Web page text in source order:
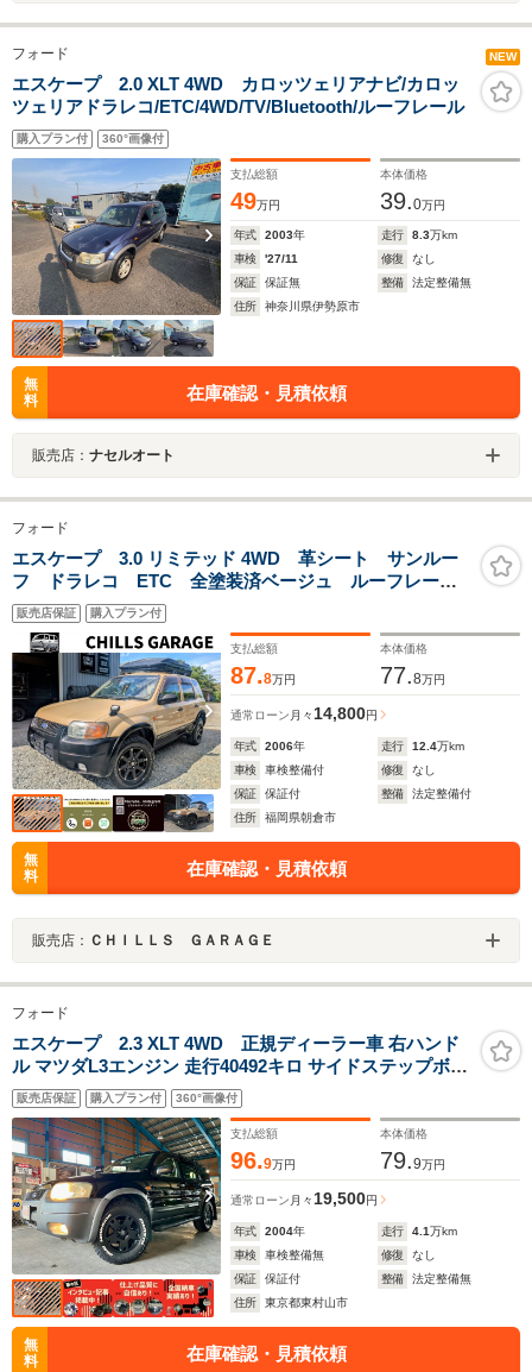
フォード NEW
エスケープ 2.0 XLT 4WD カロッツェリアナビ/カロッ
ツェリアドラレコ/ETC/4WD/TV/Bluetooth/ルーフレール
購入プラン付 360°画像付
支払総額
49万円
本体価格
39.0万円
年式 2003年 走行 8.3万km
車検
'27/11 修復
なし
保証
保証無 整備
法定整備無
住所
神奈川県伊勢原市
無
料
在庫確認・見積依頼
販売店： ナセルオート
フォード
エスケープ 3.0 リミテッド 4WD 革シート サンルー
フ ドラレコ ETC 全塗装済ベージュ ルーフレー
ル ルーフBOX 車検2年渡し
販売店保証 購入プラン付
支払総額
87.8万円
本体価格
77.8万円
通常ローン 月々14,800円
年式 2006年 走行 12.4万km
車検
車検整備付 修復
なし
保証
保証付 整備
法定整備付
住所
福岡県朝倉市
無
料
在庫確認・見積依頼
販売店： ＣＨＩＬＬＳ ＧＡＲＡＧＥ
フォード
エスケープ 2.3 XLT 4WD 正規ディーラー車 右ハンド
ル マツダL3エンジン 走行40492キロ サイドステップボー
ド FORDマッドフラップ ホイールブラック塗装
MONSTAマッドウォーリア
販売店保証 購入プラン付 360°画像付
支払総額
96.9万円
本体価格
79.9万円
通常ローン 月々19,500円
年式 2004年 走行 4.1万km
車検
車検整備無 修復
なし
保証
保証付 整備
法定整備無
住所
東京都東村山市
無
料
在庫確認・見積依頼